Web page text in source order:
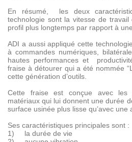
En résumé, les deux
technologie sont la vitesse de
profil plus longtemps par rapport à
ADI a aussi appliqué cette
à commandes numériques,
hautes performances et
fraise à détourer qui a été nommée
cette génération d’outils.
Cette fraise est conçue avec les
matériaux qui lui donnent une durée
surface usinée plus lisse qu’avec
Ses caractéristiques principales sont :
1) la durée de vie